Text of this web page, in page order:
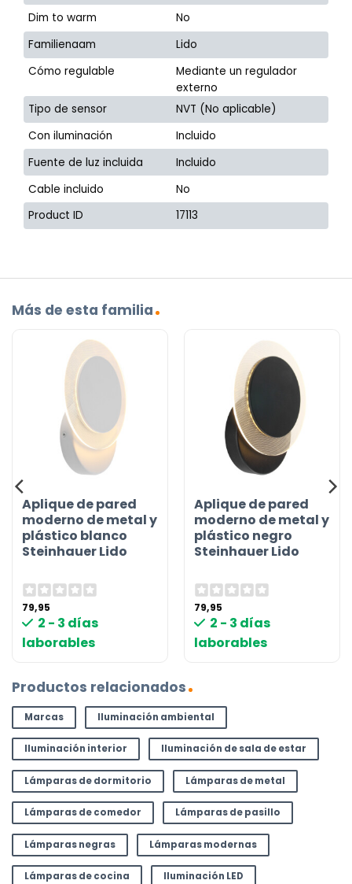
Dim to warm
No
Familienaam
Lido
Cómo regulable
Mediante un regulador
externo
Tipo de sensor
NVT (No aplicable)
Con iluminación
Incluido
Fuente de luz incluida
Incluido
Cable incluido
No
Product ID
17113
Más de esta familia
Aplique de pared
moderno de metal y
plástico blanco
Steinhauer Lido
79,95
2 - 3 días
laborables
Aplique de pared
moderno de metal y
plástico negro
Steinhauer Lido
79,95
2 - 3 días
laborables
Productos relacionados
Marcas Iluminación ambiental
Iluminación interior Iluminación de sala de estar
Lámparas de dormitorio Lámparas de metal
Lámparas de comedor Lámparas de pasillo
Lámparas negras Lámparas modernas
Lámparas de cocina Iluminación LED